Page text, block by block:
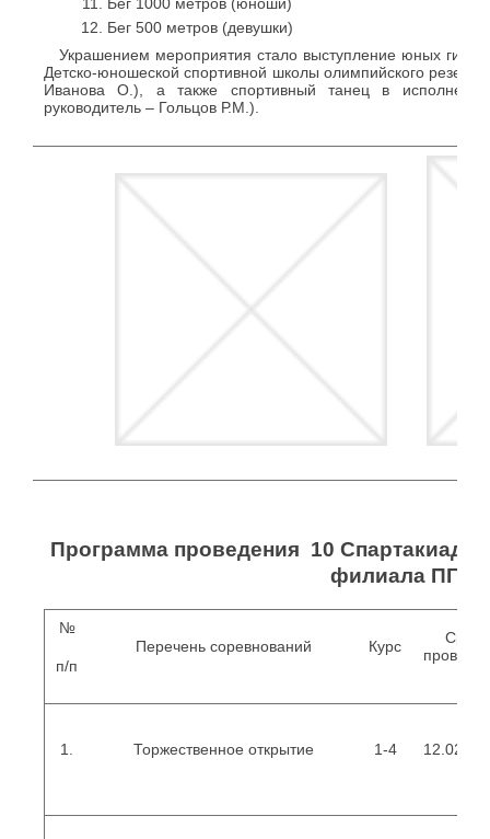
Бег 500 метров (девушки)
Украшением мероприятия стало выступление юных
Детско-юношеской спортивной школы олимпийского
Иванова О.), а также спортивный танец в исполнении
руководитель – Гольцов Р.М.).
Программа проведения 10 Спартакиады
филиала
№
п/п
Перечень соревнований Курс
Сроки
1. Торжественное открытие 1-4